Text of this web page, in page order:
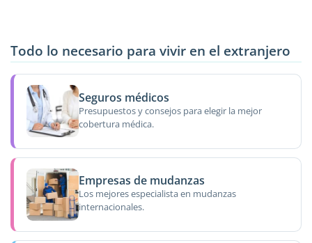
Todo lo necesario para vivir en el extranjero
Seguros médicos
Presupuestos y consejos para elegir la mejor
cobertura médica.
Empresas de mudanzas
Los mejores especialista en mudanzas
internacionales.